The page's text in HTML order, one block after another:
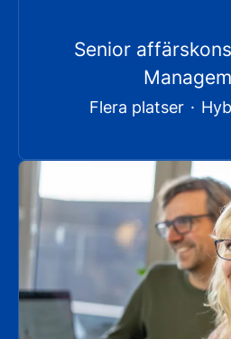
Senior
Flera platser ·